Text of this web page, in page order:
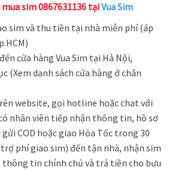
sim 0867631136 tạiVua Sim
sim và thu tiền tại nhà miễn phí (áp
cửa hàng Vua Sim tại Hà Nội,
(Xem danh sách cửa hàng ở chân
website, gọi hotline hoặc chat với
nhân viên tiếp nhận thông tin, hồ sơ
COD hoặc giao Hỏa Tốc trong 30
phí giao sim) đến tận nhà, nhận sim
tin chính chủ và trả tiền cho bưu